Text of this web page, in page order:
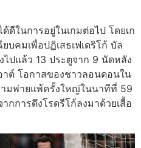
ดีในการอยู่ในเกมต่อไป โดยเก
บคมเพื่อปฏิเสธเฟเดริโก้ บัล
ไปแล้ว 13 ประตูจาก 9 นัดหลัง
าต์ โอกาสของชาวลอนดอนใน
ามพ่ายแพ้ครั้งใหญ่ในนาทีที่ 59
กการดึงโรดรีโก้ลงมาด้วยเสื้อ